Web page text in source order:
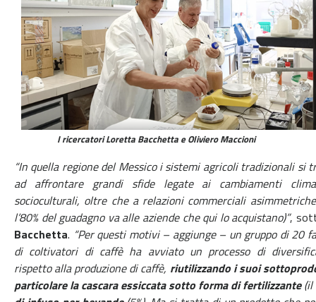
I ricercatori Loretta Bacchetta e Oliviero Maccioni
“In quella regione del Messico i sistemi agricoli tradizionali si
ad affrontare grandi sfide legate ai cambiamenti
socioculturali, oltre che a relazioni commerciali
l’80% del guadagno va alle aziende che qui lo acquistano)”,
Bacchetta. “Per questi motivi – aggiunge – un gruppo di 20
di coltivatori di caffè ha avviato un processo di
rispetto alla produzione di caffè, riutilizzando i suoi
particolare la cascara essiccata sotto forma di fertilizzante(il